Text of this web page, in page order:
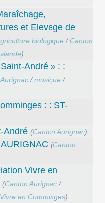
et Elevage de
biologique / Canton
viande)
André » : :
/musique /
: : ST-
André (Canton Aurignac)
(Canton
Vivre en
(Canton Aurignac /
Vivre en Comminges)